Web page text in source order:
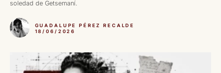
soledad de Getsemaní.
GUADALUPE PÉREZ RECALDE
18/06/2026